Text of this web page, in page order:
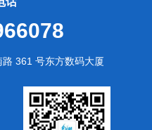
361 号东方数码大厦